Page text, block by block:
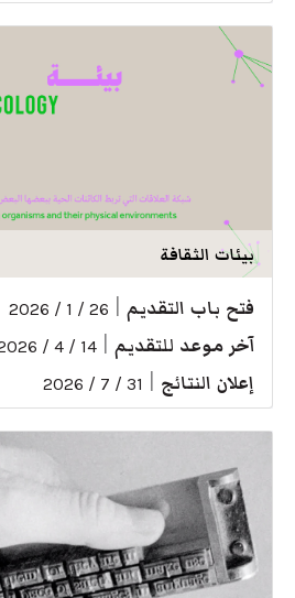
بيئات الثقافة
فتح باب التقديم 26 / 1 / 2026
آخر موعد للتقديم 14 / 4 / 2026
إعلان النتائج 31 / 7 / 2026